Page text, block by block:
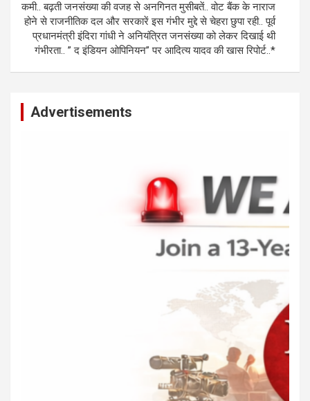
कमी.. बढ़ती जनसंख्या की वजह से अनगिनत मुसीबतें.. वोट बैंक के नाराज
होने से राजनीतिक दल और सरकारें इस गंभीर मुद्दे से चेहरा छुपा रही.. पूर्व
प्रधानमंत्री इंदिरा गांधी ने अनियंत्रित जनसंख्या को लेकर दिखाई थी
गंभीरता.. ” द इंडियन ओपिनियन” पर आदित्य यादव की खास रिपोर्ट..*
Advertisements